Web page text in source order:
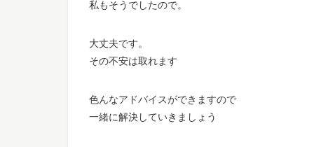
私もそうでしたので。
大丈夫です。
その不安は取れます
色んなアドバイスができますので
一緒に解決していきましょう